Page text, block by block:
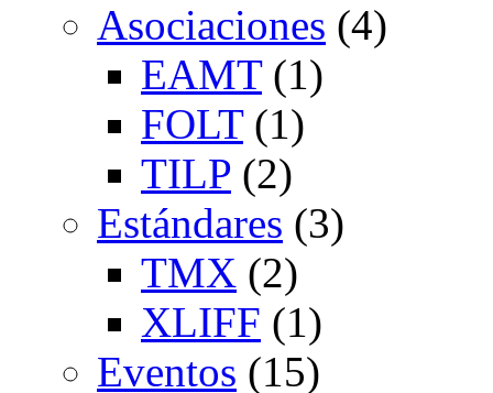
Asociaciones (4)
EAMT(1)
FOLT(1)
TILP (2)
Estándares (3)
TMX (2)
XLIFF (1)
Eventos (15)